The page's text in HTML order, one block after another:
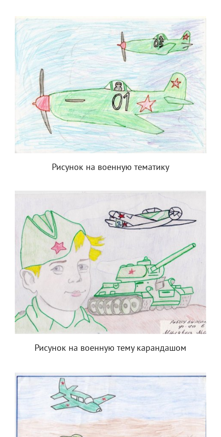
Рисунок на военную тематику
Рисунок на военную тему карандашом